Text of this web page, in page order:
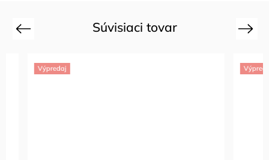
Súvisiaci tovar
Previous
Výpredaj Výpredaj
Next